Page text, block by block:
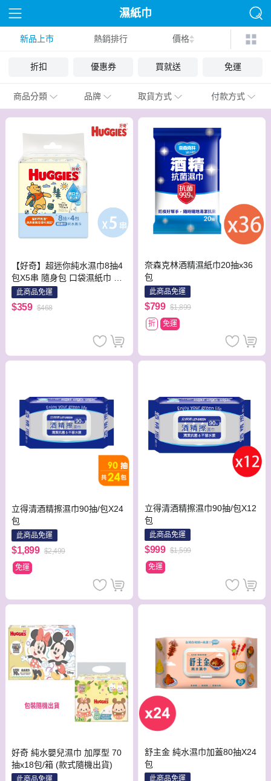
濕紙巾
新品上市 熱銷排行 價格
折扣 優惠券 買就送 免運
商品分類 品牌 取貨方式 付款方式
【好奇】超迷你純水濕巾8抽4
包X5串 隨身包 口袋濕紙巾 濕
巾 攜帶方便
此商品免運
$359 $468
奈森克林酒精濕紙巾20抽x36
包
此商品免運
$799 $1,899
折
免運
立得清酒精擦濕巾90抽/包X24
包
此商品免運
$1,899 $2,499
免運
立得清酒精擦濕巾90抽/包X12
包
此商品免運
$999 $1,599
免運
好奇 純水嬰兒濕巾 加厚型 70
抽x18包/箱 (款式隨機出貨)
此商品免運
舒主金 純水濕巾加蓋80抽X24
包
此商品免運